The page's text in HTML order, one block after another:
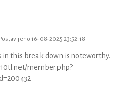
16-08-2025 23:52:18
in this break down is noteworthy.
member.php?